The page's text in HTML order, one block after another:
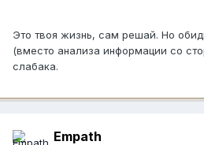
Это твоя жизнь, сам решай. Но
(вместо анализа информации со
слабака.
Empath